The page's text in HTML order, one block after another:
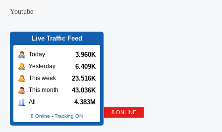
Youtube
Live Traffic Feed
Today 3.960K
Yesterday 6.409K
This week 23.516K
This month 43.036K
All 4.383M
8 Online - Tracking ON
8 ONLINE